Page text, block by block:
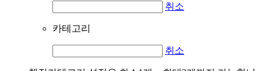
취소
카테고리
취소